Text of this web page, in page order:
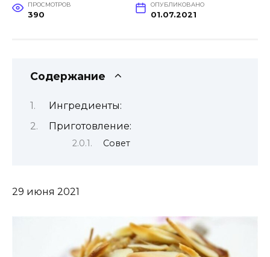
ПРОСМОТРОВ
390
ОПУБЛИКОВАНО
01.07.2021
Содержание
Ингредиенты:
Приготовление:
Совет
29 июня 2021